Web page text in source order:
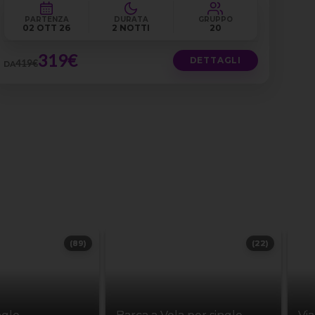
PARTENZA
02 OTT 26
DURATA
2 NOTTI
GRUPPO
20
DA419€319€ DETTAGLI
(89) (22)